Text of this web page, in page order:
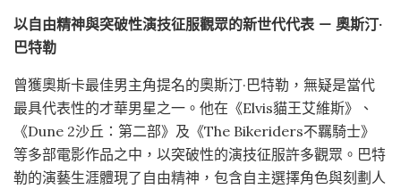
以自由精神與突破性演技征服觀眾的新世代代表 － 奧斯汀·
巴特勒
曾獲奧斯卡最佳男主角提名的奧斯汀·巴特勒，無疑是當代
最具代表性的才華男星之一。他在《Elvis貓王艾維斯》、
《Dune 2沙丘：第二部》及《The Bikeriders不羈騎士》
等多部電影作品之中，以突破性的演技征服許多觀眾。巴特
勒的演藝生涯體現了自由精神，包含自主選擇角色與刻劃人